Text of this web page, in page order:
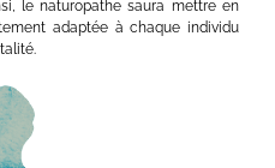
le naturopathe saura mettre en
adaptée à chaque individu